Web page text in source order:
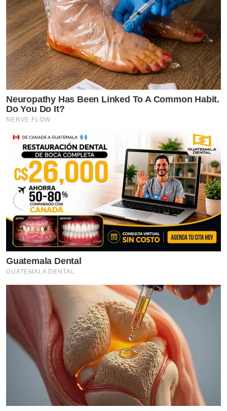
Neuropathy Has Been Linked To A Common Habit.
Do You Do It?
NERVE FLOW
Guatemala Dental
GUATEMALA DENTAL